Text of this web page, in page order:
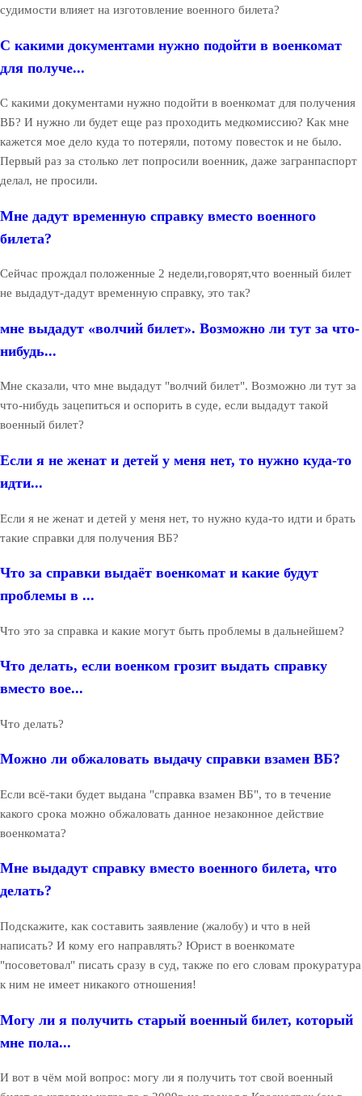
судимости влияет на изготовление военного билета?
С какими документами нужно подойти в военкомат
для получе...
С какими документами нужно подойти в военкомат для получения
ВБ? И нужно ли будет еще раз проходить медкомиссию? Как мне
кажется мое дело куда то потеряли, потому повесток и не было.
Первый раз за столько лет попросили военник, даже загранпаспорт
делал, не просили.
Мне дадут временную справку вместо военного
билета?
Сейчас прождал положенные 2 недели,говорят,что военный билет
не выдадут-дадут временную справку, это так?
мне выдадут «волчий билет». Возможно ли тут за что-
нибудь...
Мне сказали, что мне выдадут "волчий билет". Возможно ли тут за
что-нибудь зацепиться и оспорить в суде, если выдадут такой
военный билет?
Если я не женат и детей у меня нет, то нужно куда-то
идти...
Если я не женат и детей у меня нет, то нужно куда-то идти и брать
такие справки для получения ВБ?
Что за справки выдаёт военкомат и какие будут
проблемы в ...
Что это за справка и какие могут быть проблемы в дальнейшем?
Что делать, если военком грозит выдать справку
вместо вое...
Что делать?
Можно ли обжаловать выдачу справки взамен ВБ?
Если всё-таки будет выдана "справка взамен ВБ", то в течение
какого срока можно обжаловать данное незаконное действие
военкомата?
Мне выдадут справку вместо военного билета, что
делать?
Подскажите, как составить заявление (жалобу) и что в ней
написать? И кому его направлять? Юрист в военкомате
"посоветовал" писать сразу в суд, также по его словам прокуратура
к ним не имеет никакого отношения!
Могу ли я получить старый военный билет, который
мне пола...
И вот в чём мой вопрос: могу ли я получить тот свой военный